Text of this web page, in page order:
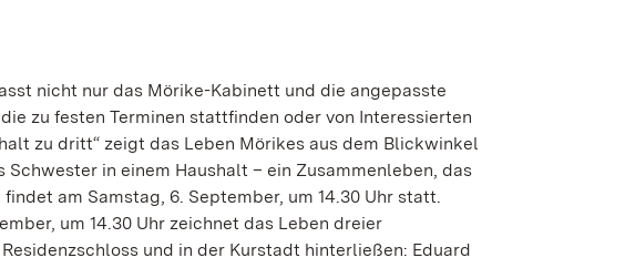
nicht nur das Mörike-Kabinett und die angepasste
zu festen Terminen stattfinden oder von Interessierten
zu dritt“ zeigt das Leben Mörikes aus dem Blickwinkel
in einem Haushalt – ein Zusammenleben, das
am Samstag, 6. September, um 14.30 Uhr statt.
um 14.30 Uhr zeichnet das Leben dreier
und in der Kurstadt hinterließen: Eduard